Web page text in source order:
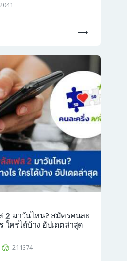
2041
2 มาวันไหน? สมัครคนละ
ใครได้บ้าง อัปเดตล่าสุด
211374